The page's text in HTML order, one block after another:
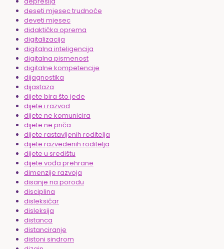
deseti mjesec trudnoće
deveti mjesec
didaktička oprema
digitalizacija
digitalna inteligencija
digitalna pismenost
digitalne kompetencije
dijagnostika
dijastaza
dijete bira što jede
dijete i razvod
dijete ne komunicira
dijete ne priča
dijete rastavljenih roditelja
dijete razvedenih roditelja
dijete u središtu
dijete vođa prehrane
dimenzije razvoja
disanje na porodu
disciplina
disleksičar
disleksija
distanca
distanciranje
distoni sindrom